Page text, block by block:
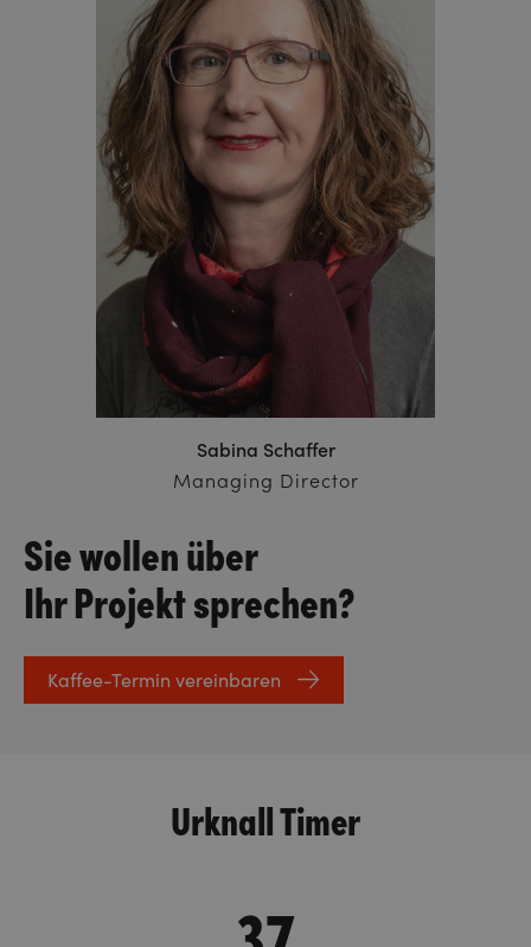
Sie wollen über
Ihr Projekt sprechen?
Kaffee-Termin vereinbaren
Sabina Schaffer
Managing Director
Urknall Timer